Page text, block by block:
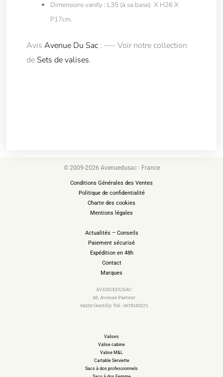
Dimensions vanity : L35 (à sa base) X H26 X
P17cm.
AvisAvenue Du Sac : —- Voir notre collection
de Sets de valises.
© 2009-2026 Avenuedusac - France
Conditions Générales des Ventes
Politique de confidentialité
Charte des cookies
Mentions légales
Actualités – Conseils
Paiement sécurisé
Expédition en 48h
Contact
Marques
AVENUEDUSAC
48, Avenue Pasteur
94250 Gentilly Tel : 0678182571
Valises
Valise cabine
Valise M&L
Cartable Serviette
Sacs à dos professionnels